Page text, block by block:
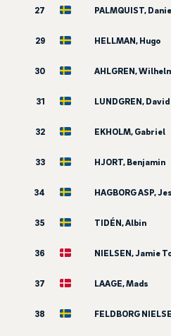
27 PALMQUIST,
29 HELLMAN, Hugo
30 AHLGREN,
31 LUNDGREN, David
32 EKHOLM, Gabriel
33 HJORT, Benjamin
34 HAGBORG ASP,
35 TIDÉN, Albin
36 NIELSEN, Jamie
37 LAAGE, Mads
38 FELDBORG